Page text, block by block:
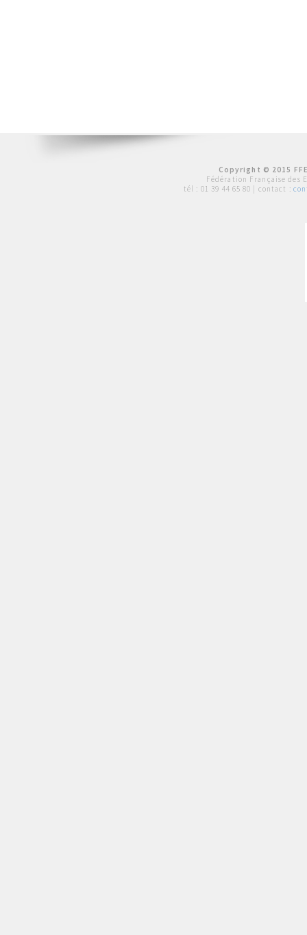
Copyright © 2015
Fédération Française des
tél : 01 39 44 65 80 | contact :